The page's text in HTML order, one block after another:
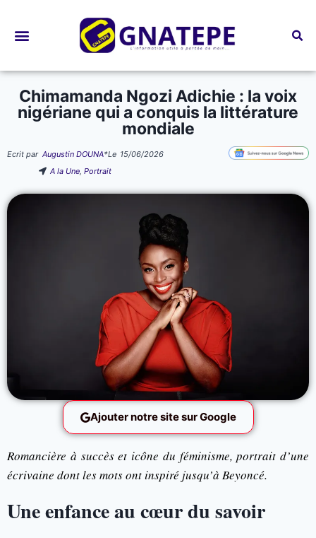
Chimamanda Ngozi Adichie : la voix
nigériane qui a conquis la littérature
mondiale
Ecrit par Augustin DOUNA*Le 15/06/2026
A la Une,Portrait
Ajouter notre site sur Google
Romancière à succès et icône du féminisme, portrait d’une
écrivaine dont les mots ont inspiré jusqu’à Beyoncé.
Une enfance au cœur du savoir